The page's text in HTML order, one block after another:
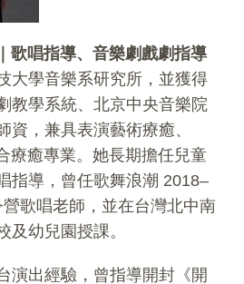
歌唱指導、音樂劇戲劇指導
大學音樂系研究所，並獲得
教學系統、北京中央音樂院
資，兼具表演藝術療癒、
療癒專業。她長期擔任兒童
指導，曾任歌舞浪潮 2018–
歌唱老師，並在台灣北中南
及幼兒園授課。
演出經驗，曾指導開封《開